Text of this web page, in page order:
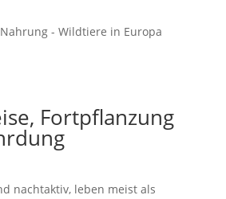
Fortpflanzung
nachtaktiv, leben meist als